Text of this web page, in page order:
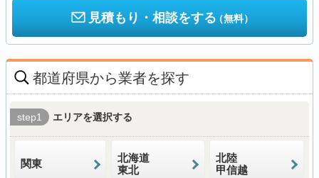
見積もり・相談をする（無料）
都道府県から業者を探す
step1 エリアを選択する
関東
北海道
東北
北陸
甲信越